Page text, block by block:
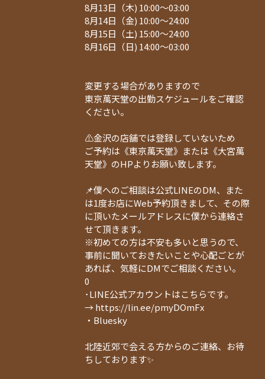
8月13日（木) 10:00〜03:00
8月14日（金) 10:00〜24:00
8月15日（土) 15:00〜24:00
8月16日（日) 14:00〜03:00
変更する場合がありますので
東京萬天堂の出勤スケジュールをご確認
ください。
⚠️金沢の店舗では登録していないため
ご予約は《東京萬天堂》または《大宮萬
天堂》のHPよりお願い致します。
📌僕へのご相談は公式LINEのDM、また
は1度お店にWeb予約頂きまして、その際
に頂いたメールアドレスに僕から連絡さ
せて頂きます。
※初めての方は不安も多いと思うので、
事前に聞いておきたいことや心配ごとが
あれば、気軽にDMでご相談ください。
0
･LINE公式アカウントはこちらです。
→ https://lin.ee/pmyDOmFx
・Bluesky
北陸近郊で会える方からのご連絡、お待
ちしております✨